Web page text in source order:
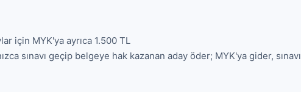
için MYK'ya ayrıca 1.500 TL
sınavı geçip belgeye hak kazanan aday öder; MYK'ya gider, sınavı